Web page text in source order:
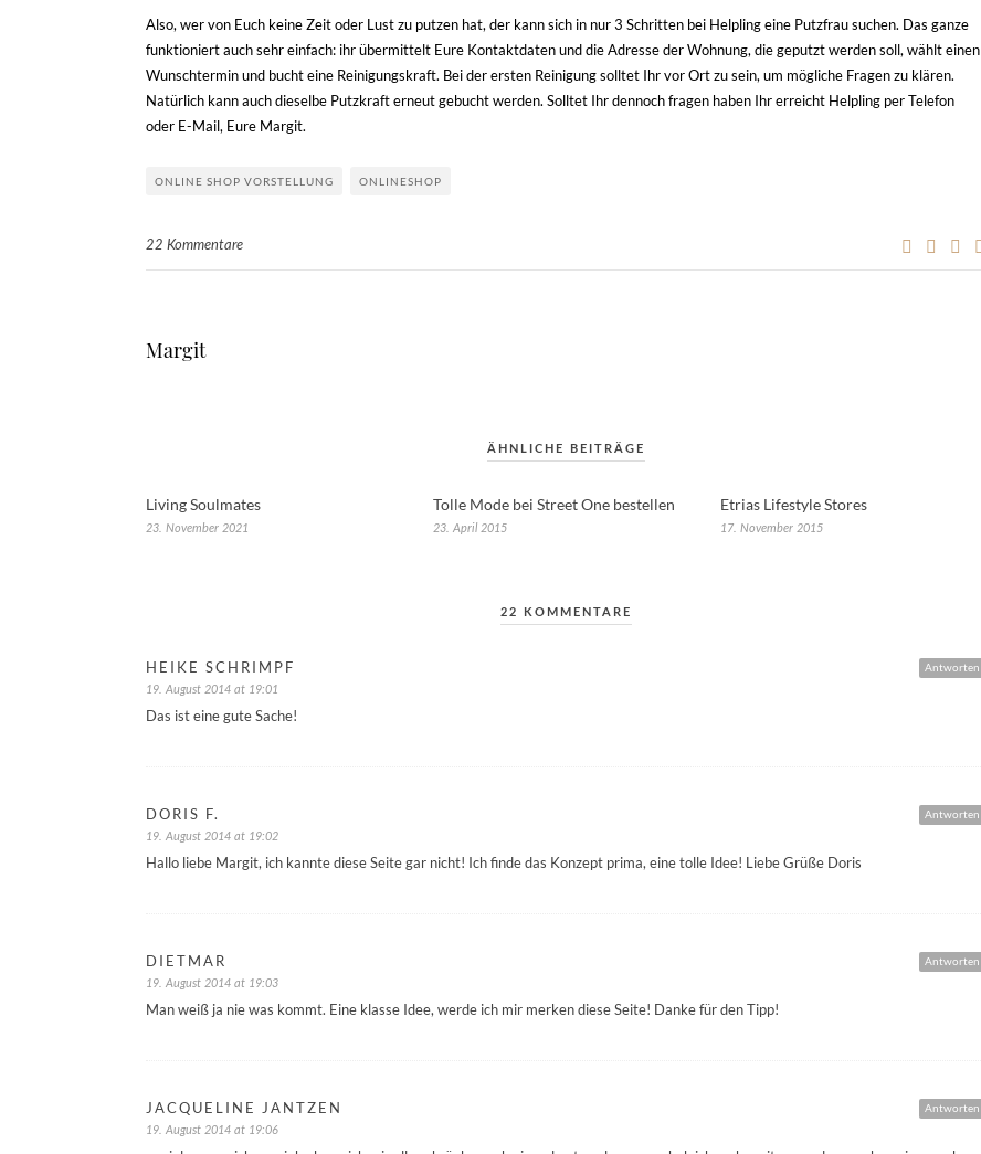
Also, wer von Euch keine Zeit oder Lust zu putzen hat, der kann sich in nur 3 Schritten bei Helpling eine Putzfrau suchen. Das ganze
funktioniert auch sehr einfach: ihr übermittelt Eure Kontaktdaten und die Adresse der Wohnung, die geputzt werden soll, wählt einen
Wunschtermin und bucht eine Reinigungskraft. Bei der ersten Reinigung solltet Ihr vor Ort zu sein, um mögliche Fragen zu klären.
Natürlich kann auch dieselbe Putzkraft erneut gebucht werden. Solltet Ihr dennoch fragen haben Ihr erreicht Helpling per Telefon
oder E-Mail, Eure Margit.
ONLINE SHOP VORSTELLUNG ONLINESHOP
22 Kommentare
Margit
ÄHNLICHE BEITRÄGE
Living Soulmates
23. November 2021
Tolle Mode bei Street One bestellen
23. April 2015
Etrias Lifestyle Stores
17. November 2015
22 KOMMENTARE
Antworten
HEIKE SCHRIMPF
19. August 2014 at 19:01
Das ist eine gute Sache!
Antworten
DORIS F.
19. August 2014 at 19:02
Hallo liebe Margit, ich kannte diese Seite gar nicht! Ich finde das Konzept prima, eine tolle Idee! Liebe Grüße Doris
Antworten
DIETMAR
19. August 2014 at 19:03
Man weiß ja nie was kommt. Eine klasse Idee, werde ich mir merken diese Seite! Danke für den Tipp!
Antworten
JACQUELINE JANTZEN
19. August 2014 at 19:06